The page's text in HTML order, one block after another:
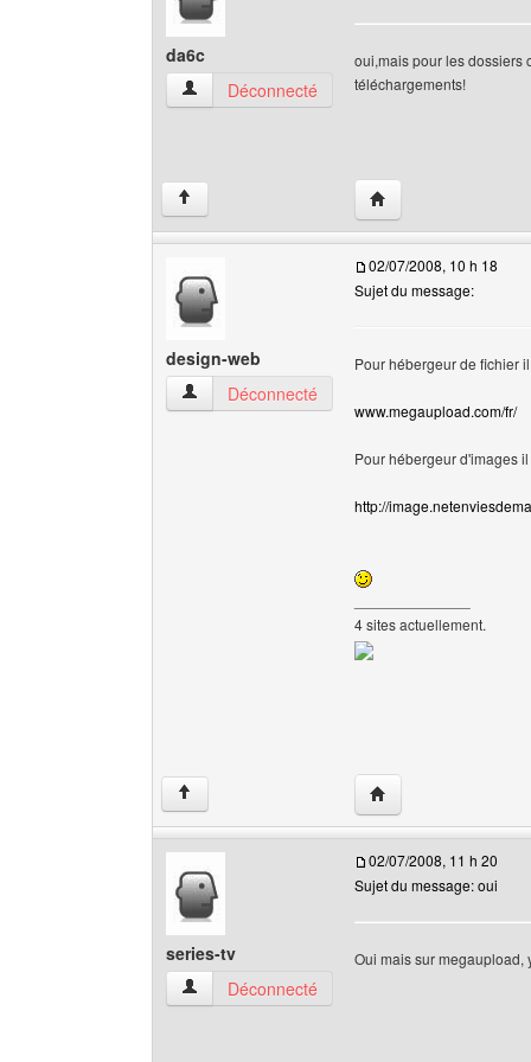
da6c
da6c Voir le profil de l'utilisateur
Déconnecté
oui,mais pour les dossiers
téléchargements!
↑ Visiter le site web de
design-web
design-web Voir le profil de l'utilisateur
Déconnecté
02/07/2008, 10 h 18
Sujet du message:
Pour hébergeur de fichier
www.megaupload.com/fr/
Pour hébergeur d'images
http://
4 sites actuellement.
↑ Visiter le site web
series-tv
series-tv Voir le profil de l'utilisateur
Déconnecté
02/07/2008, 11 h 20
Sujet du message: oui
Oui mais sur megaupload,